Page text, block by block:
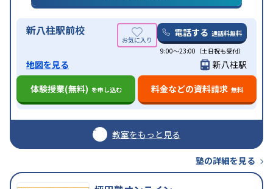
新八柱駅前校 電話する 通話料無料
9:00～23:00（土日祝も受付）
地図を見る
新八柱駅
体験授業(無料) を申し込む 料金などの資料請求 無料
教室をもっと見る
塾の詳細を見る